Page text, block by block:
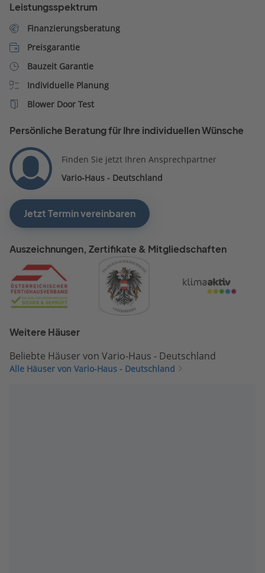
Möglichkeiten abzuklären..
Nun warten wir auf das
Leistungsspektrum
Finanzierungsberatung
Preisgarantie
Bauzeit Garantie
Individuelle Planung
Blower Door Test
Persönliche Beratung für Ihre individuellen Wünsche
Finden Sie jetzt Ihren Ansprechpartner
Vario-Haus - Deutschland
Jetzt Termin vereinbaren
Auszeichnungen, Zertifikate & Mitgliedschaften
Weitere Häuser
Beliebte Häuser von Vario-Haus - Deutschland
Alle Häuser von Vario-Haus - Deutschland